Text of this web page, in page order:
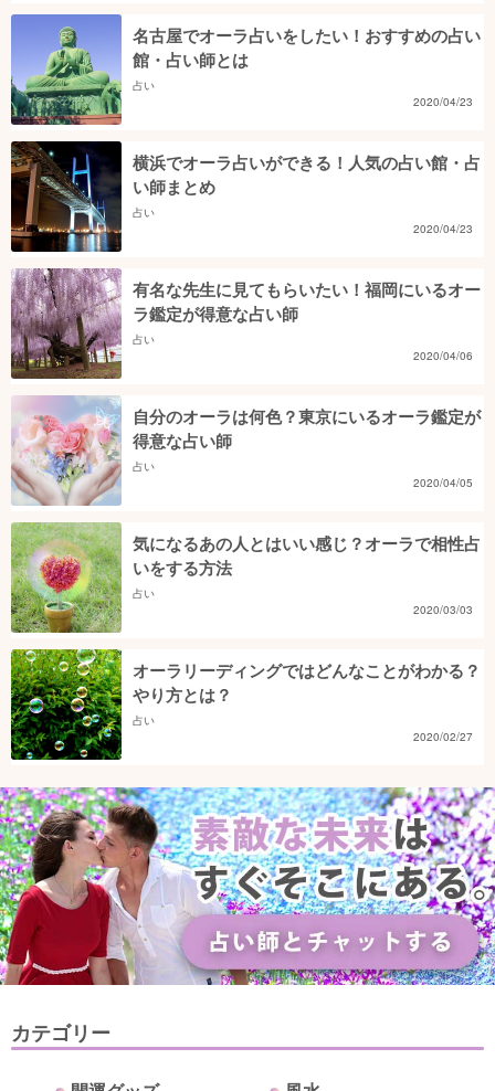
名古屋でオーラ占いをしたい！おすすめの占い
館・占い師とは
占い
2020/04/23
横浜でオーラ占いができる！人気の占い館・占
い師まとめ
占い
2020/04/23
有名な先生に見てもらいたい！福岡にいるオー
ラ鑑定が得意な占い師
占い
2020/04/06
自分のオーラは何色？東京にいるオーラ鑑定が
得意な占い師
占い
2020/04/05
気になるあの人とはいい感じ？オーラで相性占
いをする方法
占い
2020/03/03
オーラリーディングではどんなことがわかる？
やり方とは？
占い
2020/02/27
カテゴリー